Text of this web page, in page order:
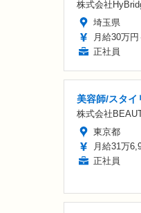
株式会社
埼玉県
月給30万
正社員
美容師/スタイ
株式会社
東京都
月給31万
正社員